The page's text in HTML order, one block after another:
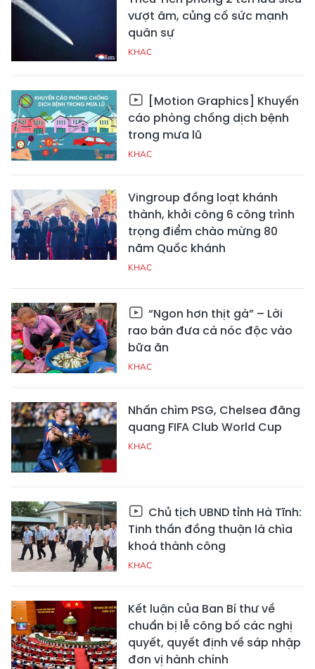
vượt âm, củng cố sức mạnh
quân sự
KHAC
[Motion Graphics] Khuyến
cáo phòng chống dịch bệnh
trong mưa lũ
KHAC
Vingroup đồng loạt khánh
thành, khởi công 6 công trình
trọng điểm chào mừng 80
năm Quốc khánh
KHAC
“Ngon hơn thịt gà” – Lời
rao bán đưa cá nóc độc vào
bữa ăn
KHAC
Nhấn chìm PSG, Chelsea đăng
quang FIFA Club World Cup
KHAC
Chủ tịch UBND tỉnh Hà Tĩnh:
Tinh thần đồng thuận là chìa
khoá thành công
KHAC
Kết luận của Ban Bí thư về
chuẩn bị lễ công bố các nghị
quyết, quyết định về sáp nhập
đơn vị hành chính